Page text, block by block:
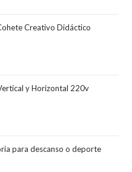
Creativo Didáctico
y Horizontal 220v
para descanso o deporte